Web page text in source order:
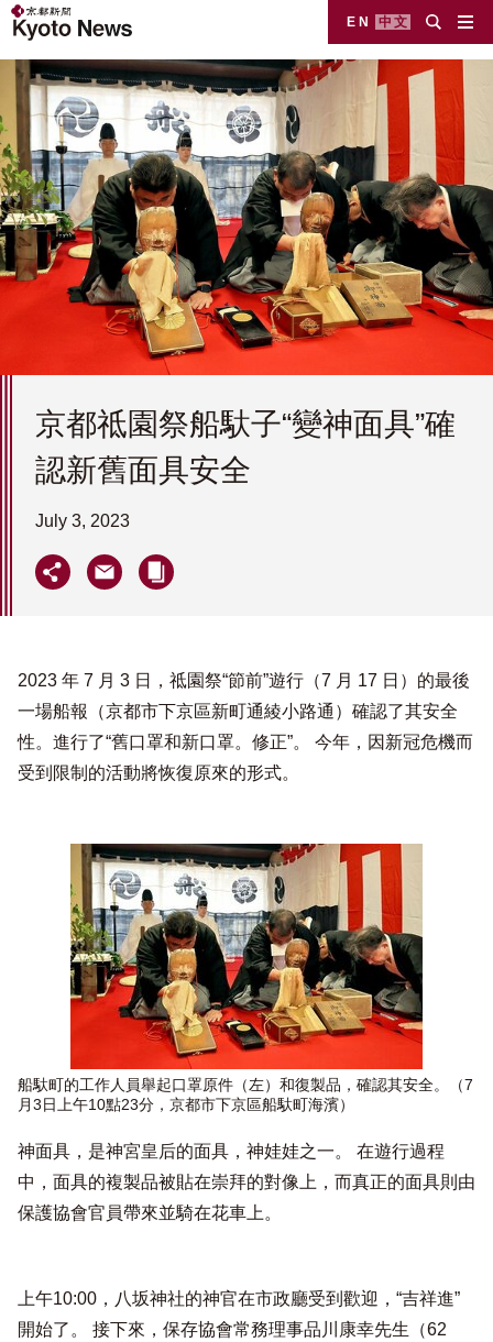
EN 中文
京都祗園祭船馱子“變神面具”確
認新舊面具安全
July 3, 2023
2023 年 7 月 3 日，祗園祭“節前”遊行（7 月 17 日）的最後
一場船報（京都市下京區新町通綾小路通）確認了其安全
性。進行了“舊口罩和新口罩。修正”。 今年，因新冠危機而
受到限制的活動將恢復原來的形式。
船馱町的工作人員舉起口罩原件（左）和復製品，確認其安全。（7
月3日上午10點23分，京都市下京區船馱町海濱）
神面具，是神宮皇后的面具，神娃娃之一。 在遊行過程
中，面具的複製品被貼在崇拜的對像上，而真正的面具則由
保護協會官員帶來並騎在花車上。
上午10:00，八坂神社的神官在市政廳受到歡迎，“吉祥進”
開始了。 接下來，保存協會常務理事品川康幸先生（62